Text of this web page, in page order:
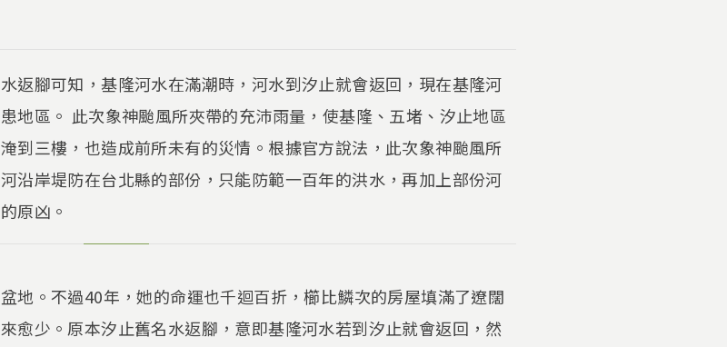
返腳可知，基隆河水在滿潮時，河水到汐止就會返回，現在基隆河
地區。 此次象神颱風所夾帶的充沛雨量，使基隆、五堵、汐止地區
到三樓，也造成前所未有的災情。根據官方說法，此次象神颱風所
沿岸堤防在台北縣的部份，只能防範一百年的洪水，再加上部份河
原凶。
地。不過40年，她的命運也千迴百折，櫛比鱗次的房屋填滿了遼闊
愈少。原本汐止舊名水返腳，意即基隆河水若到汐止就會返回，然